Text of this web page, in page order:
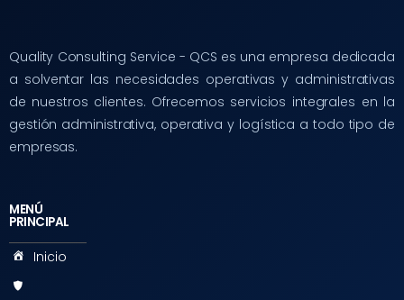
Quality Consulting Service - QCS es una empresa dedicada
a solventar las necesidades operativas y administrativas
de nuestros clientes. Ofrecemos servicios integrales en la
gestión administrativa, operativa y logística a todo tipo de
empresas.
MENÚ
PRINCIPAL
Inicio